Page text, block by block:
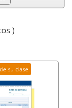
)
su clase